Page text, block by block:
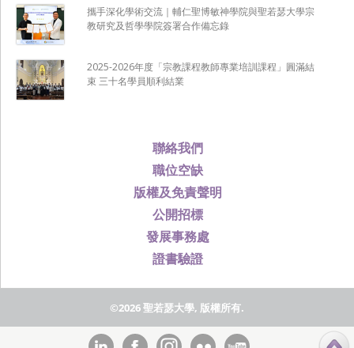
聯絡我們
職位空缺
版權及免責聲明
公開招標
發展事務處
證書驗證
攜手深化學術交流｜輔仁聖博敏神學院與聖若瑟大學宗
教研究及哲學學院簽署合作備忘錄
2025-2026年度「宗教課程教師專業培訓課程」圓滿結
束 三十名學員順利結業
©2026 聖若瑟大學, 版權所有.